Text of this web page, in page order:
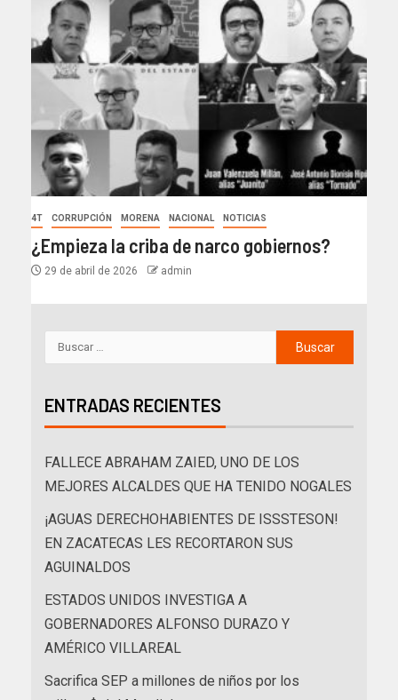
4T CORRUPCIÓN MORENA NACIONAL NOTICIAS
¿Empieza la criba de narco gobiernos?
29 de abril de 2026 admin
ENTRADAS RECIENTES
FALLECE ABRAHAM ZAIED, UNO DE LOS
MEJORES ALCALDES QUE HA TENIDO NOGALES
¡AGUAS DERECHOHABIENTES DE ISSSTESON!
EN ZACATECAS LES RECORTARON SUS
AGUINALDOS
ESTADOS UNIDOS INVESTIGA A
GOBERNADORES ALFONSO DURAZO Y
AMÉRICO VILLAREAL
Sacrifica SEP a millones de niños por los